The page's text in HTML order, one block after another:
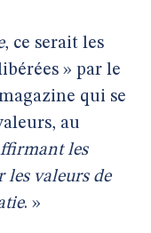
, ce serait les
» par le
qui se
au
les
les valeurs de
. »